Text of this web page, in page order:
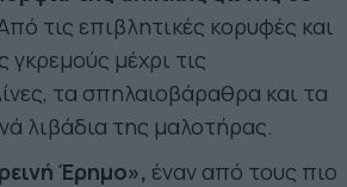
τις επιβλητικές κορυφές και
μέχρι τις
τα σπηλαιοβάραθρα και τα
λιβάδια της μαλοτήρας.
Έρημο», έναν από τους πιο